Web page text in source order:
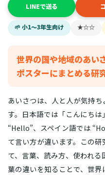
LINEで送る
🌱 小1〜3年生向け ★☆☆
世界の国や地域のあい
ポスターにまとめる研
あいさつは、人と人が気持
す。日本語では「こんにち
“Hello”、スペイン語では
て言い方が違います。この
て、言葉、読み方、使われ
葉の違いを知ることで、世